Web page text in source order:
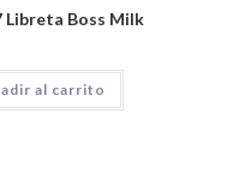
Libreta Boss Milk
al carrito